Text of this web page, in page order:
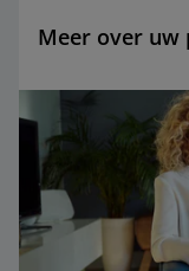
Meer over uw